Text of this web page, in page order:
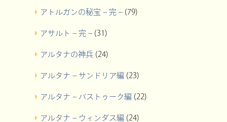
アトルガンの秘宝 – 完 –(79)
アサルト – 完 –(31)
アルタナの神兵(24)
アルタナ – サンドリア編(23)
アルタナ – バストゥーク編(22)
アルタナ – ウィンダス編(24)